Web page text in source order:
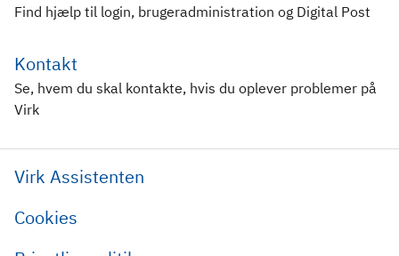
Find hjælp til login, brugeradministration og Digital Post
Kontakt
Se, hvem du skal kontakte, hvis du oplever problemer på
Virk
Virk Assistenten
Cookies